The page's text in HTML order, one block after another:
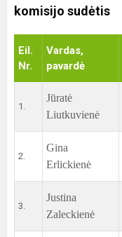
komisijo sudėtis
Eil.
Nr.
Vardas,
pavardė
1.
Jūratė
Liutkuvienė
2.
Gina
Erlickienė
3.
Justina
Zaleckienė